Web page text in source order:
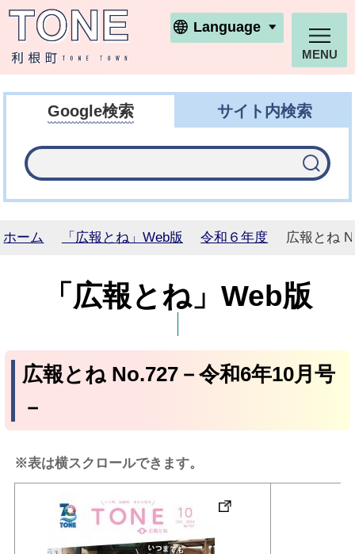
利根町ホームページ
Language
MENU
Google検索 サイト内検索
ホーム 「広報とね」Web版 令和６年度 広報とね
「広報とね」Web版
広報とね No.727－令和6年10月号
－
※表は横スクロールできます。